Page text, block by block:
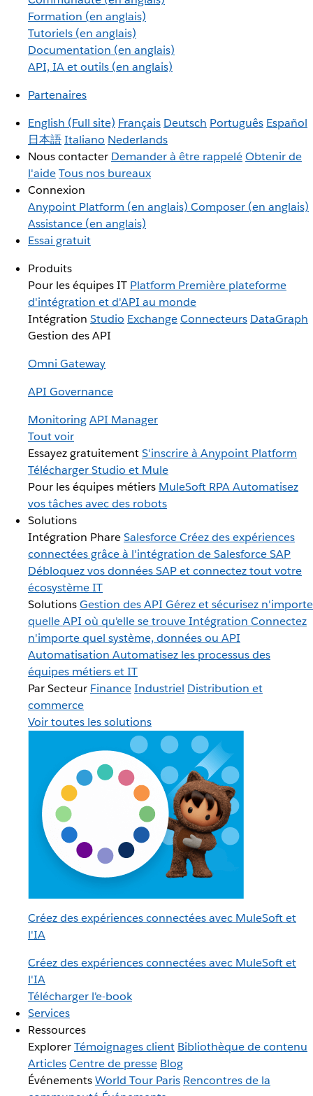
Formation (en anglais)
Tutoriels (en anglais)
Documentation (en anglais)
API, IA et outils (en anglais)
Partenaires
English (Full site) Français Deutsch Português Español
日本語Italiano Nederlands
Nous contacter Demander à être rappeléObtenir de
l'aideTous nos bureaux
Connexion
Anypoint Platform (en anglais) Composer (en anglais)
Assistance (en anglais)
Essai gratuit
Produits
Pour les équipes IT Platform Première plateforme
d'intégration et d'API au monde
Intégration Studio ExchangeConnecteurs DataGraph
Gestion des API
Omni Gateway
API Governance
MonitoringAPI Manager
Tout voir
Essayez gratuitementS'inscrire à Anypoint Platform
Télécharger Studio et Mule
Pour les équipes métiers MuleSoft RPAAutomatisez
vos tâches avec des robots
Solutions
Intégration PhareSalesforceCréez des expériences
connectées grâce à l'intégration de SalesforceSAP
Débloquez vos données SAP et connectez tout votre
écosystème IT
SolutionsGestion des API Gérez et sécurisez n'importe
quelle API où qu'elle se trouveIntégration Connectez
n'importe quel système, données ou API
Automatisation Automatisez les processus des
équipes métiers et IT
Par Secteur FinanceIndustriel Distribution et
commerce
Voir toutes les solutions
Créez des expériences connectées avec MuleSoft et
l'IA
Créez des expériences connectées avec MuleSoft et
l'IA
Télécharger l'e-book
Services
Ressources
ExplorerTémoignages client Bibliothèque de contenu
ArticlesCentre de presse Blog
ÉvénementsWorld Tour Paris Rencontres de la